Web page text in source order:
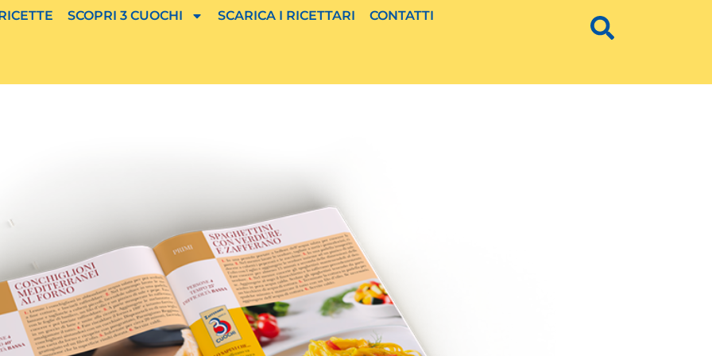
SCOPRI 3 CUOCHI SCARICA I RICETTARI CONTATTI